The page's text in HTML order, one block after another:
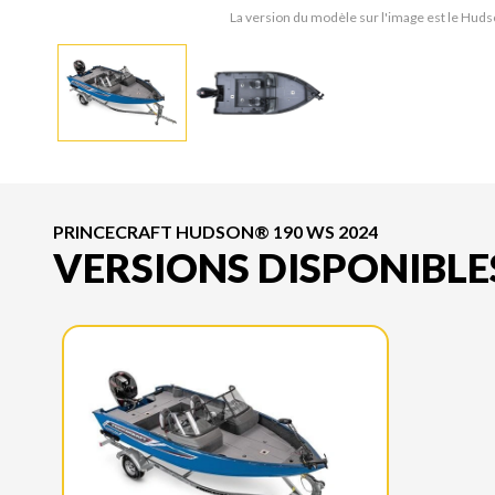
La version du modèle sur l'image est le
PRINCECRAFT HUDSON® 190 WS 2024
VERSIONS